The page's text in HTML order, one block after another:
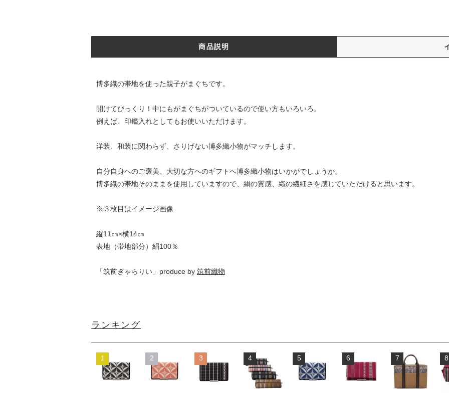
商品説明
博多織の帯地を使った親子がまぐちです。
開けてびっくり！中にもがまぐちがついているので使い方もいろいろ。
例えば、印鑑入れとしてもお使いいただけます。
洋装、和装に関わらず、さりげない博多織小物がマッチします。
自分自身へのご褒美、大切な方へのギフトへ博多織小物はいかがでしょうか。
博多織の帯地そのままを使用していますので、絹の質感、織の繊細さを感じていただけると思います。
※３枚目はイメージ画像
縦11㎝×横14㎝
表地（帯地部分）絹100％
「筑前ぎゃらりい」produce by 筑前織物
ランキング
1 2 3 4 5 6 7 8